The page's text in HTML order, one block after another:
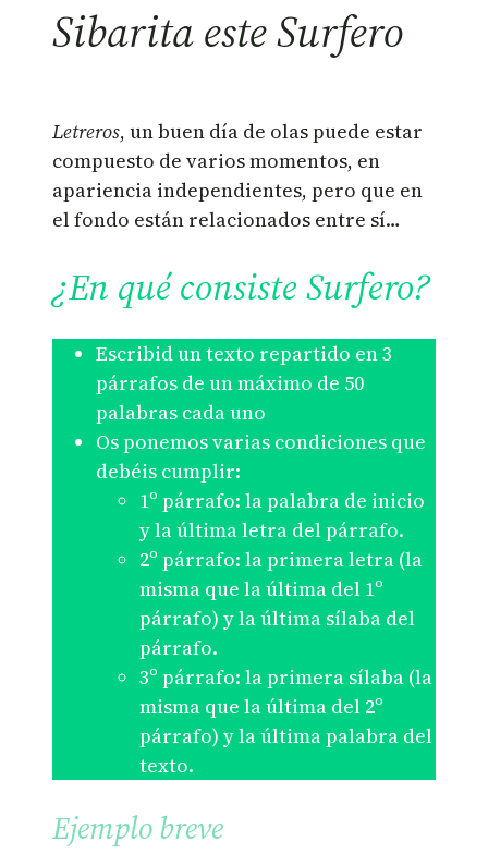
Sibarita este Surfero
Letreros, un buen día de olas puede estar
compuesto de varios momentos, en
apariencia independientes, pero que en
el fondo están relacionados entre sí…
¿En qué consiste Surfero?
Escribid un texto repartido en 3
párrafos de un máximo de 50
palabras cada uno
Os ponemos varias condiciones que
debéis cumplir:
1º párrafo: la palabra de inicio
y la última letra del párrafo.
2º párrafo: la primera letra (la
misma que la última del 1º
párrafo) y la última sílaba del
párrafo.
3º párrafo: la primera sílaba (la
misma que la última del 2º
párrafo) y la última palabra del
texto.
Ejemplo breve